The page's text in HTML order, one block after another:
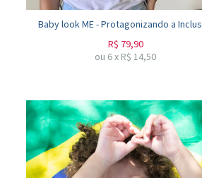
Baby look ME - Protagonizando a
R$ 79,90
ou 6x R$14,50